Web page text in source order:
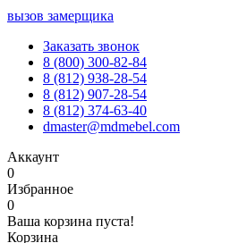
вызов замерщика
Заказать звонок
8 (800) 300-82-84
8 (812) 938-28-54
8 (812) 907-28-54
8 (812) 374-63-40
dmaster@mdmebel.com
Аккаунт
0
Избранное
0
Ваша корзина пуста!
Корзина